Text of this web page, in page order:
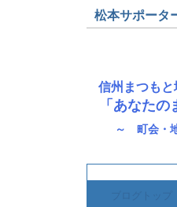
松本サポータ
信州まつもと
「あなた
～ 町会・